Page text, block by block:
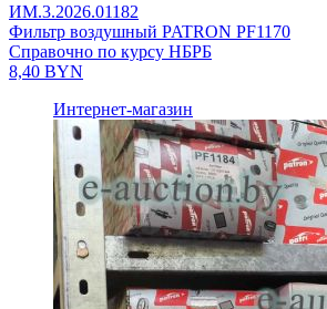
ИМ.3.2026.01182
Фильтр воздушный PATRON PF1170
Справочно по курсу НБРБ
8,40 BYN
Интернет-магазин